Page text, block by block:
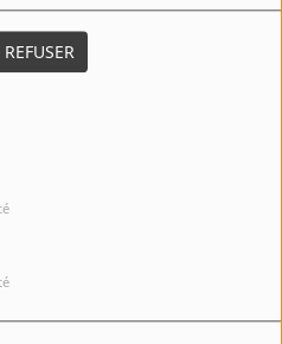
et José-Louis Bocquet…
la Reine des Mers…
Elle aurait pu s’appeler